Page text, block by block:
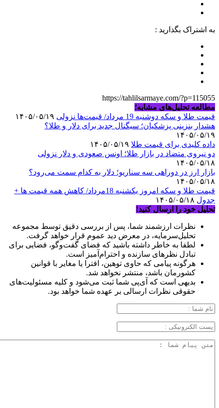
به اشتراک بگذارید :
https://tahlilsarmaye.com/?p=115055
مطالعه تحلیل‌های مشابه؛
قیمت طلا و سکه دوشنبه 19 مرداد/ قیمت‌ها نزولی
هشدار بنزینی پزشکیان؛ سیگنال جدید برای دلار و طلا؟
۱۴۰۵/۰۵/۱۹
داده کلیدی برای قیمت طلا
دو نیروی متضاد در بازار طلا؛ اونس صعودی و دلار نزولی
۱۴۰۵/۰۵/۱۸
بازار ارز در دوراهی سه سناریو؛ دلار به کدام سمت می‌رود؟
۱۴۰۵/۰۵/۱۸
قیمت طلا و سکه امروز یکشنبه 18مرداد/ کاهش همه قیمت ها +
جدول
تحلیل خود را ارسال کنید!
نظرات ارزشمند شما، پس از بررسی دقیق توسط مجموعه
تحلیل‌سرمایه، در معرض دید عموم قرار خواهد گرفت.
لطفا به خاطر داشته باشید که فضای گفت‌وگو، فضایی برای
تبادل نظرهای سازنده و احترام‌آمیز است.
هرگونه پیامی که حاوی توهین، افترا یا مغایر با قوانین
کشورمان باشد، منتشر نخواهد شد.
بدیهی است که آی‌پی شما ثبت می‌شود و کلیه مسئولیت‌های
حقوقی نظرات ارسالی بر عهده شما خواهد بود.